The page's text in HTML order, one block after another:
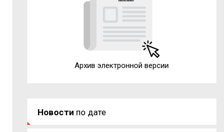
Архив электронной версии
Новости по дате